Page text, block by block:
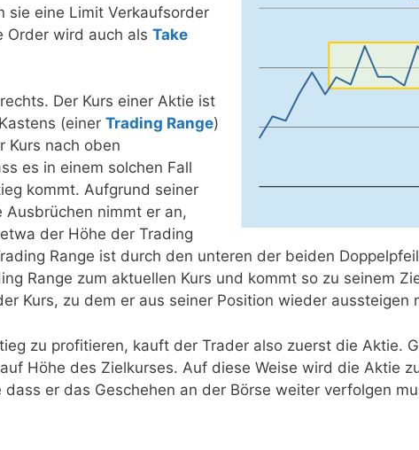
sie eine Limit Verkaufsorder
Order wird auch als Take
Der Kurs einer Aktie ist
(einer Trading Range)
Kurs nach oben
es in einem solchen Fall
kommt. Aufgrund seiner
Ausbrüchen nimmt er an,
der Höhe der Trading
Range ist durch den unteren der beiden
Range zum aktuellen Kurs und kommt so zu seinem
Kurs, zu dem er aus seiner Position wieder aussteigen
zu profitieren, kauft der Trader also zuerst die Aktie.
Höhe des Zielkurses. Auf diese Weise wird die Aktie
er das Geschehen an der Börse weiter verfolgen